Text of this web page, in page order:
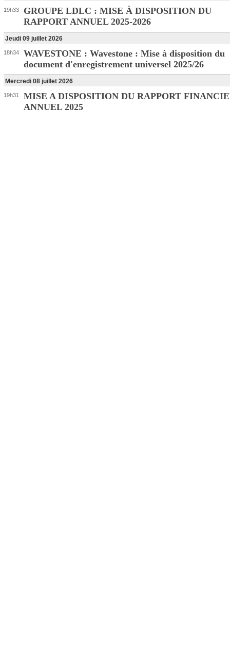
19h33
GROUPE LDLC : MISE À DISPOSITION DU
RAPPORT ANNUEL 2025-2026
Jeudi 09 juillet 2026
18h34
WAVESTONE : Wavestone : Mise à disposition du
document d'enregistrement universel 2025/26
Mercredi 08 juillet 2026
19h31
MISE A DISPOSITION DU RAPPORT
ANNUEL 2025